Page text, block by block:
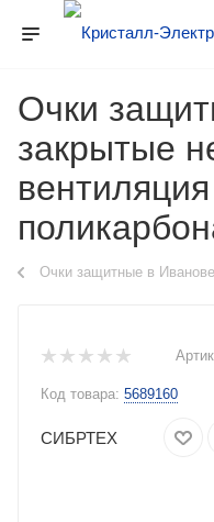
Очки
закрытые
Очки защитные в Иванове
Код товара: 5689160
СИБРТЕХ